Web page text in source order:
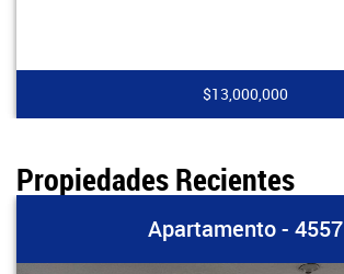
$13,000,000
Propiedades Recientes
Apartamento - 4557